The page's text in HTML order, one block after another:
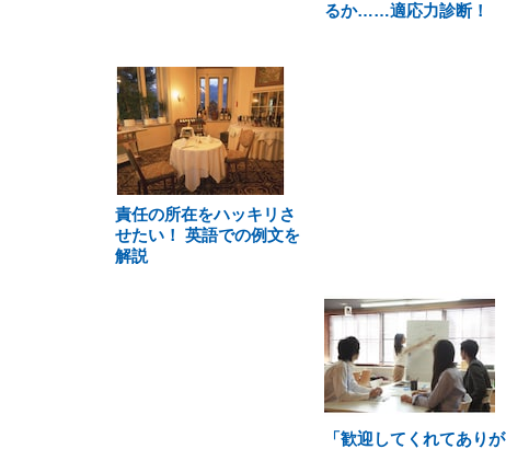
るか……適応力診断！
責任の所在をハッキリさ
せたい！ 英語での例文を
解説
「歓迎してくれてありが